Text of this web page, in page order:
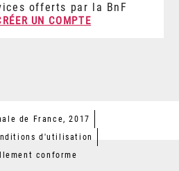
offerts par la BnF
UN COMPTE
de France, 2017
d'utilisation
conforme